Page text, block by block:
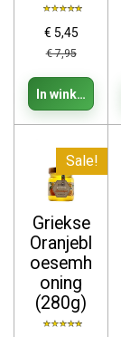
€ 5,45
€ 7,95
In winkelwagen
Sale!
Griekse
Oranjebl
oesemh
oning
(280g)